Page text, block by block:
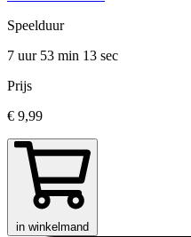
Speelduur
7 uur 53 min 13 sec
Prijs
€ 9,99
in winkelmand